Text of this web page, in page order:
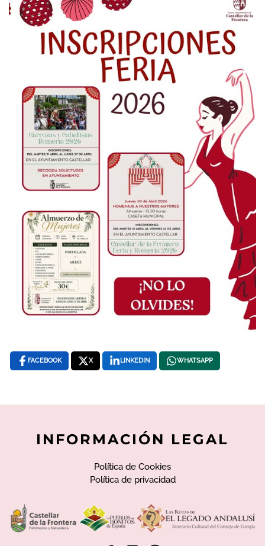
FACEBOOK X LINKEDIN WHATSAPP
INFORMACIÓN LEGAL
Política de Cookies
Política de privacidad